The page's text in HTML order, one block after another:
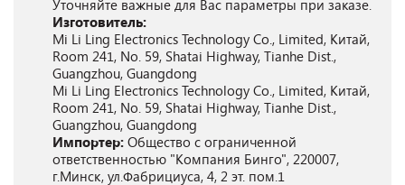
Уточняйте важные для Вас параметры при заказе.
Изготовитель:
Mi Li Ling Electronics Technology Co., Limited, Китай,
Room 241, No. 59, Shatai Highway, Tianhe Dist.,
Guangzhou, Guangdong
Mi Li Ling Electronics Technology Co., Limited, Китай,
Room 241, No. 59, Shatai Highway, Tianhe Dist.,
Guangzhou, Guangdong
Импортер: Общество с ограниченной
ответственностью "Компания Бинго", 220007,
г.Минск, ул.Фабрициуса, 4, 2 эт. пом.1